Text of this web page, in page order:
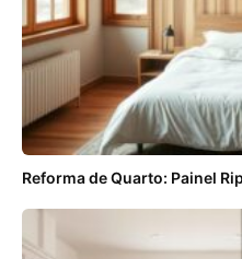
Reforma de Quarto: Painel